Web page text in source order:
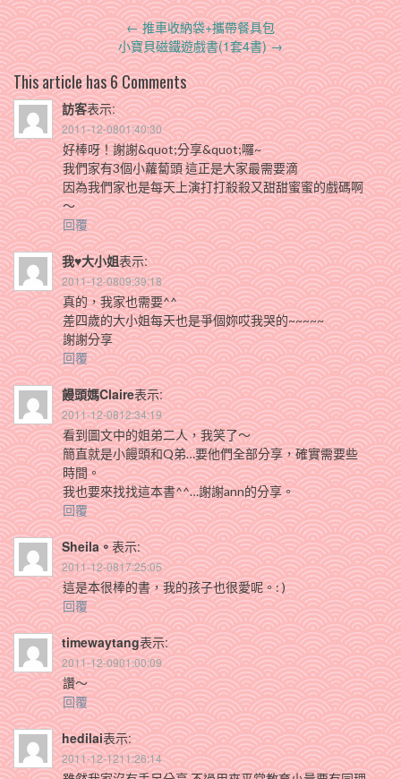
Post
navigation
←推車收納袋+攜帶餐具包
小寶貝磁鐵遊戲書(1套4書)→
This article has 6 Comments
訪客表示:
2011-12-0801:40:30
好棒呀！謝謝&quot;分享&quot;囉~
我們家有3個小蘿蔔頭 這正是大家最需要滴
因為我們家也是每天上演打打殺殺又甜甜蜜蜜的戲碼啊
～
回覆
我♥大小姐表示:
2011-12-0809:39:18
真的，我家也需要^^
差四歲的大小姐每天也是爭個妳哎我哭的~~~~~
謝謝分享
回覆
饅頭媽Claire表示:
2011-12-0812:34:19
看到圖文中的姐弟二人，我笑了～
簡直就是小饅頭和Q弟…要他們全部分享，確實需要些
時間。
我也要來找找這本書^^…謝謝ann的分享。
回覆
Sheila。表示:
2011-12-0817:25:05
這是本很棒的書，我的孩子也很愛呢。: )
回覆
timewaytang表示:
2011-12-0901:00:09
讚～
回覆
hedilai表示:
2011-12-1211:26:14